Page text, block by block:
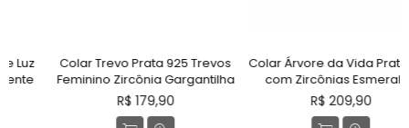
Colar Trevo Prata 925 Trevos
Feminino Zircônia Gargantilha
normal
R$ 179,90
Colar Árvore da Vida Prata 925
com Zircônias Esmeralda
normal
R$ 209,90